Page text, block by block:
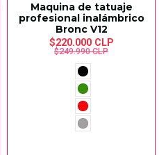
Maquina de tatuaje
profesional inalámbrico
Bronc V12
$220.000 CLP
$249.990 CLP